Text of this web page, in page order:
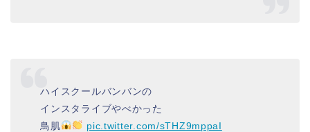
ハイスクールバンバンの
インスタライブやべかった
鳥肌
pic.twitter.com/sTHZ9mppaI